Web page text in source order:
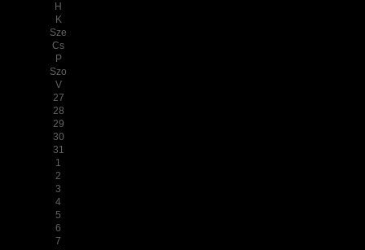
H
K
Sze
Cs
P
Szo
V
27
28
29
30
31
1
2
3
4
5
6
7